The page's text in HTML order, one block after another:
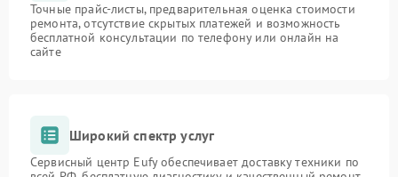
Точные прайс-листы, предварительная оценка стоимости
ремонта, отсутствие скрытых платежей и возможность
бесплатной консультации по телефону или онлайн на
сайте
Широкий спектр услуг
Сервисный центр Eufy обеспечивает доставку техники по